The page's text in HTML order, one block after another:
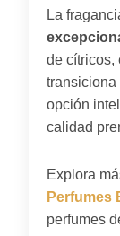
La
de cítricos,
transiciona
opción
calidad
Explora
Perfumes
perfumes